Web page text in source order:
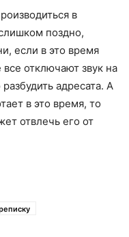
в
поздно,
если в это время
отключают звук на
адресата. А
в это время, то
отвлечь его от